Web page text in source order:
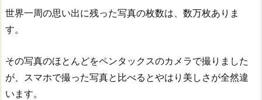
世界一周の思い出に残った写真の枚数は、数万枚ありま
す。
その写真のほとんどをペンタックスのカメラで撮りました
が、スマホで撮った写真と比べるとやはり美しさが全然違
います。